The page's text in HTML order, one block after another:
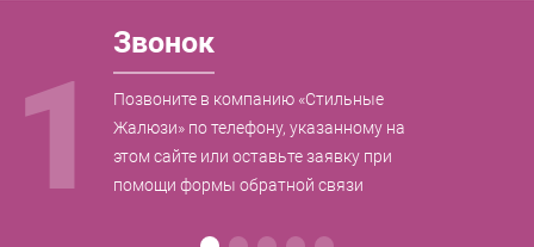
1
Звонок
Позвоните в компанию «Стильные
Жалюзи» по телефону, указанному на
этом сайте или оставьте заявку при
помощи формы обратной связи